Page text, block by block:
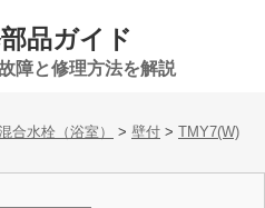
品ガイド
障と修理方法を解説
合水栓（浴室） > 壁付 > TMY7(W)